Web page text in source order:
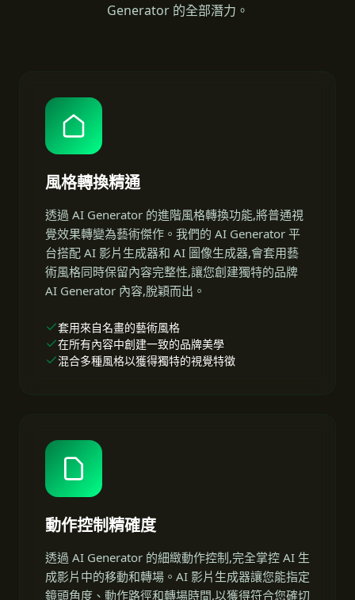
Generator 的全部潛力。
風格轉換精通
透過 AI Generator 的進階風格轉換功能,將普通視
覺效果轉變為藝術傑作。我們的 AI Generator 平
台搭配 AI 影片生成器和 AI 圖像生成器,會套用藝
術風格同時保留內容完整性,讓您創建獨特的品牌
AI Generator 內容,脫穎而出。
套用來自名畫的藝術風格
在所有內容中創建一致的品牌美學
混合多種風格以獲得獨特的視覺特徵
動作控制精確度
透過 AI Generator 的細緻動作控制,完全掌控 AI 生
成影片中的移動和轉場。AI 影片生成器讓您能指定
鏡頭角度、動作路徑和轉場時間,以獲得符合您確切